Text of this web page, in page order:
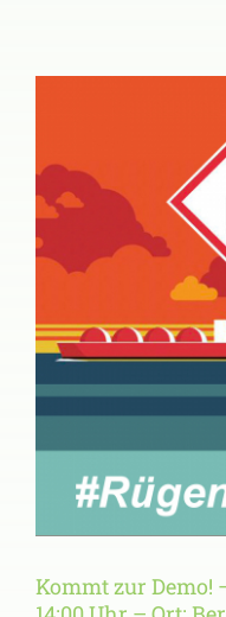
Kommt
August
Ort:
Kommt zur Demo!